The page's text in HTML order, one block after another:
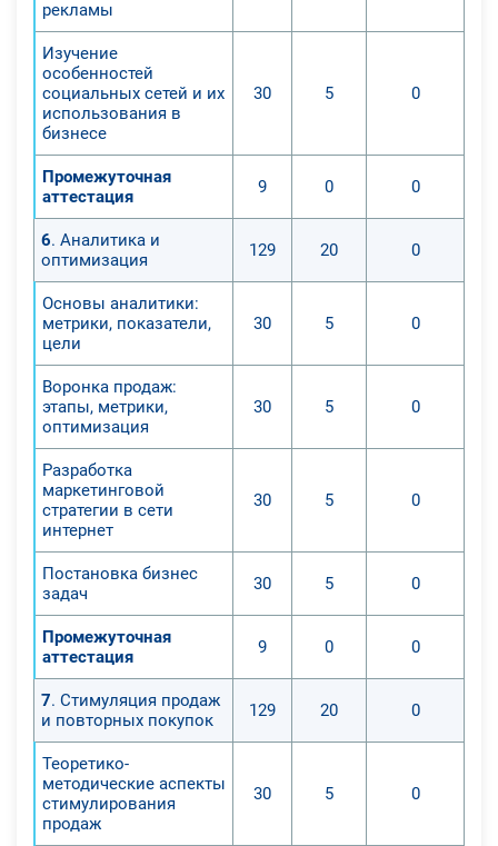
рекламы
Изучение
особенностей
социальных сетей и их
использования в
бизнесе
30 5 0
Промежуточная
аттестация
9 0 0
6. Аналитика и
оптимизация
129 20 0
Основы аналитики:
метрики, показатели,
цели
30 5 0
Воронка продаж:
этапы, метрики,
оптимизация
30 5 0
Разработка
маркетинговой
стратегии в сети
интернет
30 5 0
Постановка бизнес
задач
30 5 0
Промежуточная
аттестация
9 0 0
7. Стимуляция продаж
и повторных покупок
129 20 0
Теоретико-
методические аспекты
стимулирования
продаж
30 5 0